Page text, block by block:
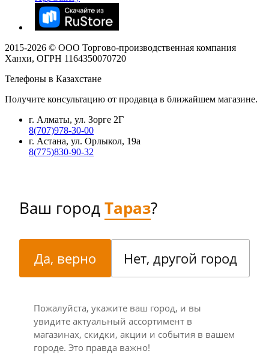
2015-2026 © ООО Торгово-производственная компания
Ханхи, ОГРН 1164350070720
Телефоны в Казахстане
Получите консультацию от продавца в ближайшем магазине.
г. Алматы, ул. Зорге 2Г
8(707)978-30-00
г. Астана, ул. Орлыкол, 19а
8(775)830-90-32
Ваш городТараз?
Да, верно Нет, другой город
Пожалуйста, укажите ваш город, и вы
увидите актуальный ассортимент в
магазинах, скидки, акции и события в вашем
городе. Это правда важно!